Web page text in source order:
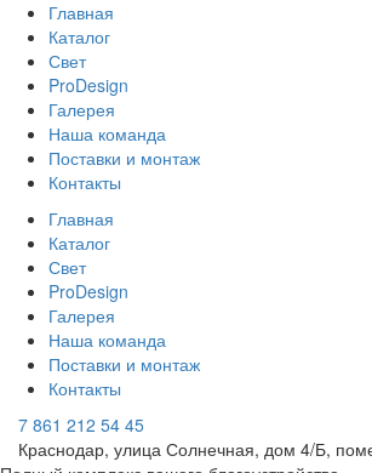
Главная
Каталог
Свет
ProDesign
Галерея
Наша команда
Поставки и монтаж
Контакты
Главная
Каталог
Свет
ProDesign
Галерея
Наша команда
Поставки и монтаж
Контакты
7 861 212 54 45
Краснодар, улица Солнечная, дом 4/Б,